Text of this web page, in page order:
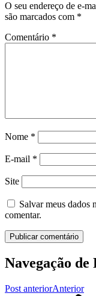
O seu endereço de e-
são marcados com *
Comentário *
Nome *
E-mail *
Site
Salvar meus dados
comentar.
Navegação de
Post anteriorAnterior